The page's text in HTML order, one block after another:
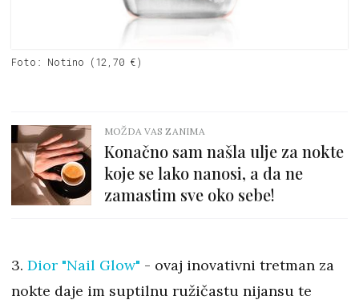
Foto: Notino (12,70 €)
MOŽDA VAS ZANIMA
Konačno sam našla ulje za nokte
koje se lako nanosi, a da ne
zamastim sve oko sebe!
3. Dior "Nail Glow" - ovaj inovativni tretman za
nokte daje im suptilnu ružičastu nijansu te